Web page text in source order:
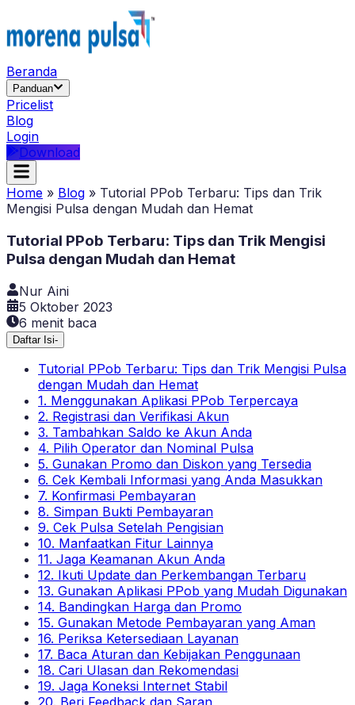
Beranda
Panduan
Pricelist
Blog
Login
Download
Home » Blog » Tutorial PPob Terbaru: Tips dan Trik
Mengisi Pulsa dengan Mudah dan Hemat
Tutorial PPob Terbaru: Tips dan Trik Mengisi
Pulsa dengan Mudah dan Hemat
Nur Aini
5 Oktober 2023
6 menit baca
Daftar Isi-
Tutorial PPob Terbaru: Tips dan Trik Mengisi Pulsa
dengan Mudah dan Hemat
1. Menggunakan Aplikasi PPob Terpercaya
2. Registrasi dan Verifikasi Akun
3. Tambahkan Saldo ke Akun Anda
4. Pilih Operator dan Nominal Pulsa
5. Gunakan Promo dan Diskon yang Tersedia
6. Cek Kembali Informasi yang Anda Masukkan
7. Konfirmasi Pembayaran
8. Simpan Bukti Pembayaran
9. Cek Pulsa Setelah Pengisian
10. Manfaatkan Fitur Lainnya
11. Jaga Keamanan Akun Anda
12. Ikuti Update dan Perkembangan Terbaru
13. Gunakan Aplikasi PPob yang Mudah Digunakan
14. Bandingkan Harga dan Promo
15. Gunakan Metode Pembayaran yang Aman
16. Periksa Ketersediaan Layanan
17. Baca Aturan dan Kebijakan Penggunaan
18. Cari Ulasan dan Rekomendasi
19. Jaga Koneksi Internet Stabil
20. Beri Feedback dan Saran